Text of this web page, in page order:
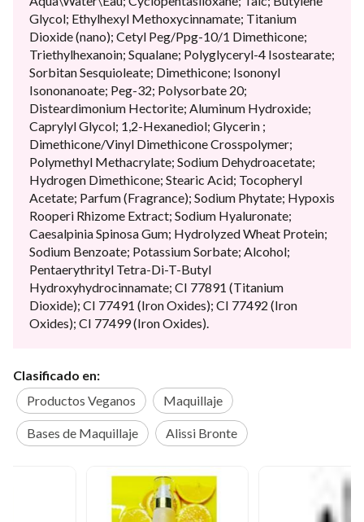
Glycol; Ethylhexyl Methoxycinnamate; Titanium
Dioxide (nano); Cetyl Peg/Ppg-10/1 Dimethicone;
Triethylhexanoin; Squalane; Polyglyceryl-4 Isostearate;
Sorbitan Sesquioleate; Dimethicone; Isononyl
Isononanoate; Peg-32; Polysorbate 20;
Disteardimonium Hectorite; Aluminum Hydroxide;
Caprylyl Glycol; 1,2-Hexanediol; Glycerin ;
Dimethicone/Vinyl Dimethicone Crosspolymer;
Polymethyl Methacrylate; Sodium Dehydroacetate;
Hydrogen Dimethicone; Stearic Acid; Tocopheryl
Acetate; Parfum (Fragrance); Sodium Phytate; Hypoxis
Rooperi Rhizome Extract; Sodium Hyaluronate;
Caesalpinia Spinosa Gum; Hydrolyzed Wheat Protein;
Sodium Benzoate; Potassium Sorbate; Alcohol;
Pentaerythrityl Tetra-Di-T-Butyl
Hydroxyhydrocinnamate; CI 77891 (Titanium
Dioxide); CI 77491 (Iron Oxides); CI 77492 (Iron
Oxides); CI 77499 (Iron Oxides).
Clasificado en:
Productos Veganos
Maquillaje
Bases de Maquillaje Alissi Bronte